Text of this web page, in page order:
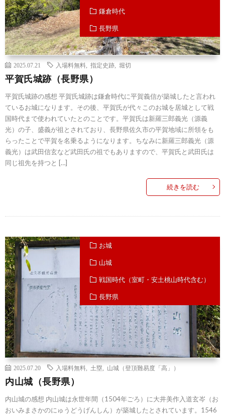
鎌倉時代
長野県
2025.07.21 入場料無料 指定史跡 堀切
平賀氏城跡（長野県）
平賀氏城跡の感想 平賀氏城跡は鎌倉時代に平賀義信が築城したと言われ
ているお城になります。その後、平賀氏が代々このお城を居城として戦
国時代まで使われていたとのことです。平賀氏は新羅三郎義光（源義
光）の子、盛義が祖とされており、長野県佐久市の平賀地域に所領をも
らったことで平賀を名乗るようになります。ちなみに新羅三郎義光（源
義光）は武田信玄など武田氏の祖でもありますので、平賀氏と武田氏は
同じ祖先を持つと […]
続きを読む
お城
山城
戦国時代（室町・安土桃山時代含む）
長野県
2025.07.20 入場料無料 土塁 山城（登頂難易度「高」）
内山城（長野県）
内山城の感想 内山城は永世年間（1504年ごろ）に大井美作入道玄岑（お
おいみまさかのにゅうどうげんしん）が築城したとされています。1546